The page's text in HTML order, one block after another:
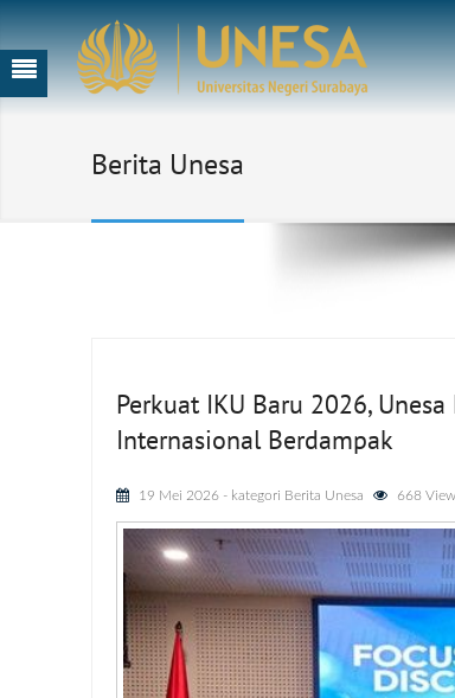
Berita Unesa
Perkuat IKU Baru 2026,
Internasional Berdampak
19 Mei 2026 - kategori Berita Unesa 668